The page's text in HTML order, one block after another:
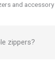
and
zippers?